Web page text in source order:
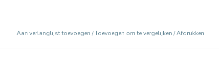
Aan verlanglijst toevoegen /Toevoegen om te vergelijken /Afdrukken